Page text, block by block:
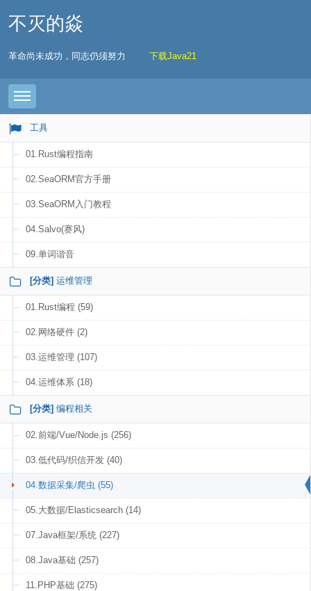
不灭的焱
革命尚未成功，同志仍须努力 下载Java21
Toggle navigation
工具
01.Rust编程指南
02.SeaORM官方手册
03.SeaORM入门教程
04.Salvo(赛风)
09.单词谐音
[分类] 运维管理
01.Rust编程 (59)
02.网络硬件 (2)
03.运维管理 (107)
04.运维体系 (18)
[分类] 编程相关
02.前端/Vue/Node.js (256)
03.低代码/织信开发 (40)
04.数据采集/爬虫 (55)
05.大数据/Elasticsearch (14)
07.Java框架/系统 (227)
08.Java基础 (257)
11.PHP基础 (275)